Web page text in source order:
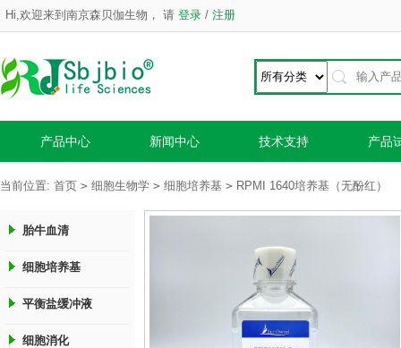
Hi,欢迎来到南京森贝伽生物， 请 登录 / 注册
产品中心 新闻中心 技术支持 产品
当前位置: 首页 > 细胞生物学 > 细胞培养基 > RPMI 1640培养基（无酚红）
胎牛血清
细胞培养基
平衡盐缓冲液
细胞消化